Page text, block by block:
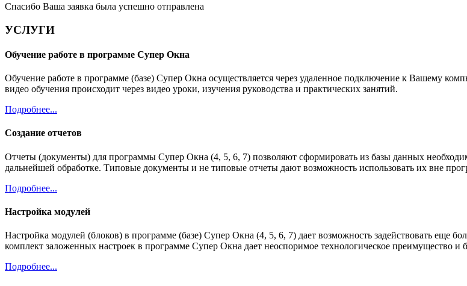
Спасибо Ваша заявка была успешно отправлена
УСЛУГИ
Обучение работе в программе Супер Окна
Обучение работе в программе (базе) Супер Окна осуществляется через удаленное подключение к Вашему
видео обучения происходит через видео уроки, изучения руководства и практических занятий.
Подробнее...
Создание отчетов
Отчеты (документы) для программы Супер Окна (4, 5, 6, 7) позволяют сформировать из базы данных
дальнейшей обработке. Типовые документы и не типовые отчеты дают возможность использовать их вне
Подробнее...
Настройка модулей
Настройка модулей (блоков) в программе (базе) Супер Окна (4, 5, 6, 7) дает возможность задействовать еще
комплект заложенных настроек в программе Супер Окна дает неоспоримое технологическое преимущество и
Подробнее...